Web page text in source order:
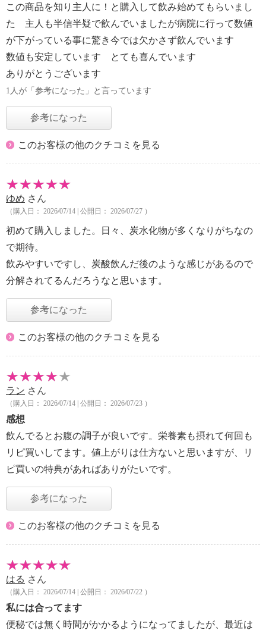
この商品を知り主人に！と購入して飲み始めてもらいまし
た 主人も半信半疑で飲んでいましたが病院に行って数値
が下がっている事に驚き今では欠かさず飲んでいます
数値も安定しています とても喜んでいます
ありがとうございます
1人が「参考になった」と言っています
参考になった
このお客様の他のクチコミを見る
ゆめ さん
（購入日： 2026/07/14 | 公開日： 2026/07/27 ）
初めて購入しました。日々、炭水化物が多くなりがちなの
で期待。
飲みやすいですし、炭酸飲んだ後のような感じがあるので
分解されてるんだろうなと思います。
参考になった
このお客様の他のクチコミを見る
ラン さん
（購入日： 2026/07/14 | 公開日： 2026/07/23 ）
感想
飲んでるとお腹の調子が良いです。栄養素も摂れて何回も
リピ買いしてます。値上がりは仕方ないと思いますが、リ
ピ買いの特典があればありがたいです。
参考になった
このお客様の他のクチコミを見る
はる さん
（購入日： 2026/07/14 | 公開日： 2026/07/22 ）
私には合ってます
便秘では無く時間がかかるようになってましたが、最近は